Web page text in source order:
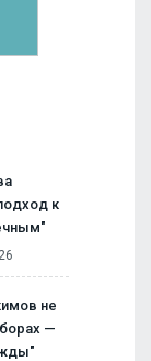
к
не
—